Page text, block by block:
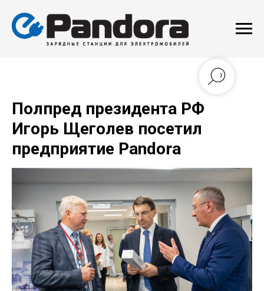
Полпред президента РФ
Игорь Щеголев посетил
предприятие Pandora